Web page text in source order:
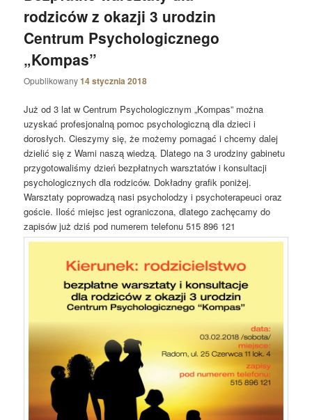
rodziców z okazji 3 urodzin
Centrum Psychologicznego
„Kompas”
Opublikowany14 stycznia 2018
Już od 3 lat w Centrum Psychologicznym „Kompas” można
uzyskać profesjonalną pomoc psychologiczną dla dzieci i
dorosłych. Cieszymy się, że możemy pomagać i chcemy dalej
dzielić się z Wami naszą wiedzą. Dlatego na 3 urodziny gabinetu
przygotowaliśmy dzień bezpłatnych warsztatów i konsultacji
psychologicznych dla rodziców. Dokładny grafik poniżej.
Warsztaty poprowadzą nasi psycholodzy i psychoterapeuci oraz
goście. Ilość miejsc jest ograniczona, dlatego zachęcamy do
zapisów już dziś pod numerem telefonu 515 896 121